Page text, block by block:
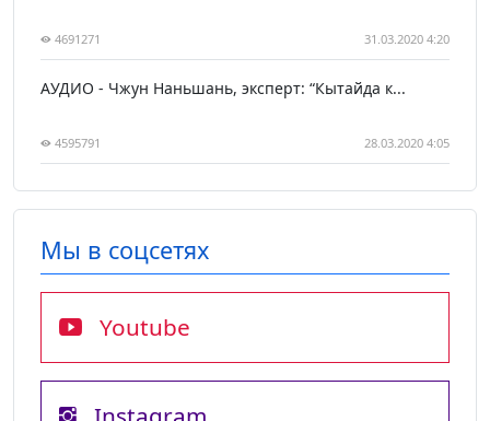
4691271 31.03.2020 4:20
АУДИО - Чжун Наньшань, эксперт: “Кытайда к...
4595791 28.03.2020 4:05
Мы в соцсетях
Youtube